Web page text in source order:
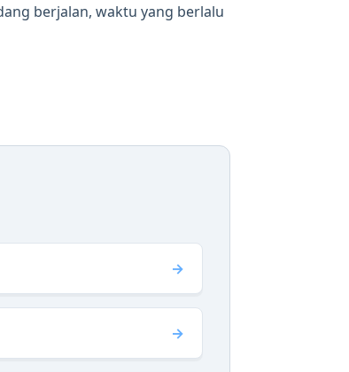
berjalan, waktu yang berlalu